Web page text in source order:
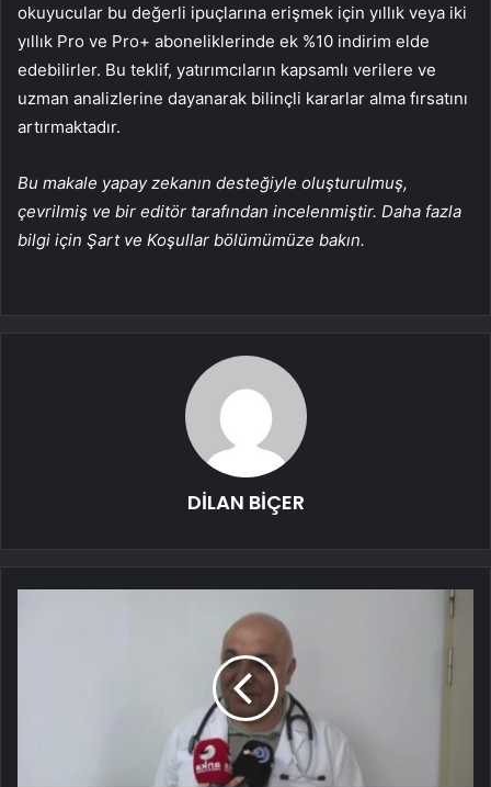
okuyucular bu değerli ipuçlarına erişmek için yıllık veya iki
yıllık Pro ve Pro+ aboneliklerinde ek %10 indirim elde
edebilirler. Bu teklif, yatırımcıların kapsamlı verilere ve
uzman analizlerine dayanarak bilinçli kararlar alma fırsatını
artırmaktadır.
Bu makale yapay zekanın desteğiyle oluşturulmuş,
çevrilmiş ve bir editör tarafından incelenmiştir. Daha fazla
bilgi için Şart ve Koşullar bölümümüze bakın.
DİLAN BİÇER